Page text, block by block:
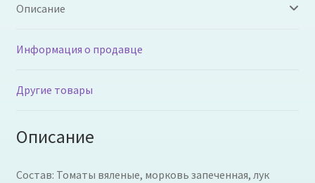
Описание
Информация о продавце
Другие товары
Описание
Состав: Томаты вяленые, морковь запеченная, лук